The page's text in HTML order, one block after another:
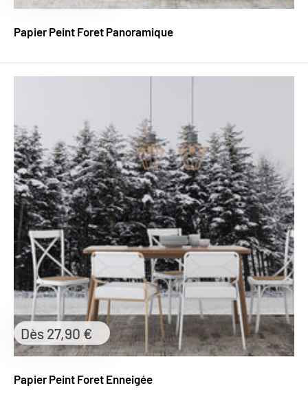
Papier Peint Foret Panoramique
Papier Peint Foret Enneigée
Prix
réduit
Dès 27,90 €